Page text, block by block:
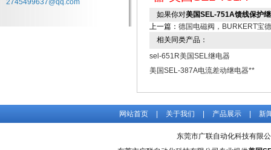
2745499637@qq.com
如果你对美国SEL-751A馈线保护
上一篇： 德国电磁阀，BURKERT宝
相关同类产品：
sel-651R美国SEL继电器
美国SEL-387A电流差动继电器**
网站首页 关于我们 产品展示 新
东莞市广联自动化科技有限